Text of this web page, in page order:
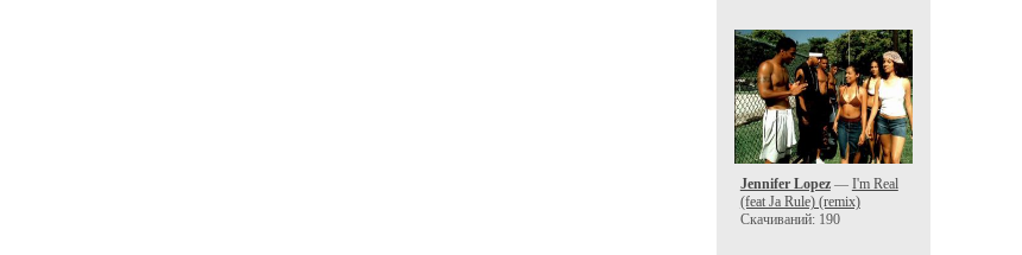
Jennifer Lopez— I'm Real
(feat Ja Rule) (remix)
Скачиваний: 190